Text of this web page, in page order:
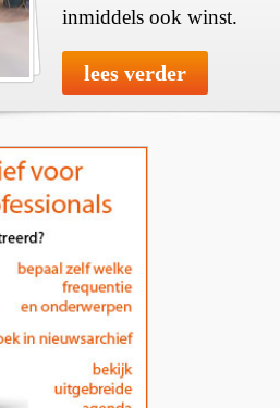
inmiddels ook winst.
lees verder